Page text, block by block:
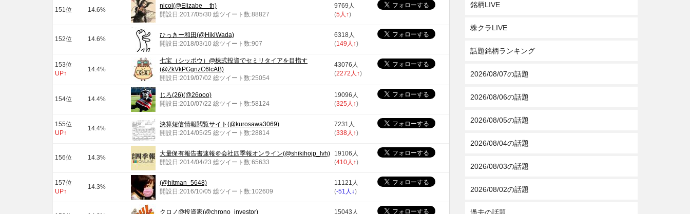
151位 14.6%
nicol(@Elizabe__th)
開設日:2017/05/30 総ツイート数:88827
9769人
(5人 ↑)
152位 14.6%
ひっきー和田(@HikiWada)
開設日:2018/03/10 総ツイート数:907
6318人
(149人 ↑)
153位
UP↑
14.4%
七宝（シッポウ）@株式投資でセミリタイアを目指す
(@ZkVkPGgnzC6lcAB)
開設日:2019/07/02 総ツイート数:25054
43076人
(2272人 ↑)
154位 14.4%
じろ(26)(@26ooo)
開設日:2010/07/22 総ツイート数:58124
19096人
(325人 ↑)
155位
UP↑
14.4%
決算短信情報閲覧サイト(@kurosawa3069)
開設日:2014/05/25 総ツイート数:28814
7231人
(338人 ↑)
156位 14.3%
大量保有報告書速報＠会社四季報オンライン(@shikihojp_lvh)
開設日:2014/04/23 総ツイート数:65633
19106人
(410人 ↑)
157位
UP↑
14.3%
(@hitman_5648)
開設日:2016/10/05 総ツイート数:102609
11121人
(-51人 ↓)
クロノ@投資家(@chrono_investor)
15043人
銘柄LIVE
株クラLIVE
話題銘柄ランキング
2026/08/07の話題
2026/08/06の話題
2026/08/05の話題
2026/08/04の話題
2026/08/03の話題
2026/08/02の話題